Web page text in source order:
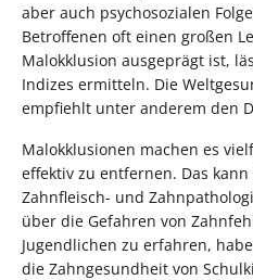
aber auch psychosozialen
Betroffenen oft einen großen
Malokklusion ausgeprägt ist,
Indizes ermitteln. Die
empfiehlt unter anderem den
Malokklusionen machen es
effektiv zu entfernen. Das
Zahnfleisch- und
über die Gefahren von
Jugendlichen zu erfahren,
die Zahngesundheit von